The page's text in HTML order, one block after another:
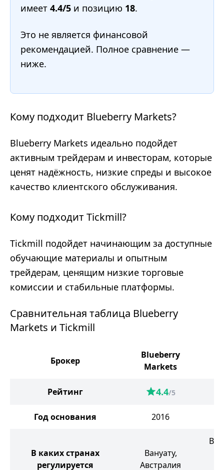
имеет 4.4/5 и позицию 18.
Это не является финансовой
рекомендацией. Полное сравнение —
ниже.
Кому подходит Blueberry Markets?
Blueberry Markets идеально подойдет
активным трейдерам и инвесторам, которые
ценят надёжность, низкие спреды и высокое
качество клиентского обслуживания.
Кому подходит Tickmill?
Tickmill подойдет начинающим за доступные
обучающие материалы и опытным
трейдерам, ценящим низкие торговые
комиссии и стабильные платформы.
Сравнительная таблица Blueberry
Markets и Tickmill
Брокер
Blueberry
Markets
Рейтинг 4.4/5
Год основания 2016
В каких странах
регулируется
Вануату,
Австралия